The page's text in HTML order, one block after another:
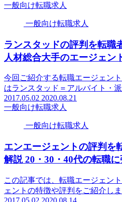
一般向け転職求人
一般向け転職求人
ランスタッドの評判を転職
人材総合大手のエージェン
今回ご紹介する転職エージェン
はランスタッド＝アルバイト・
2017.05.02 2020.08.21
一般向け転職求人
一般向け転職求人
エンエージェントの評判を
解説 20・30・40代の転職に
この記事では、転職エージェン
ェントの特徴や評判をご紹介し
2017.05.02 2020.08.14